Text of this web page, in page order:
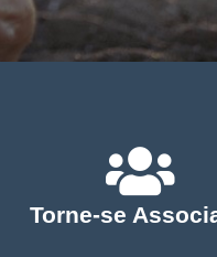
Torne-se